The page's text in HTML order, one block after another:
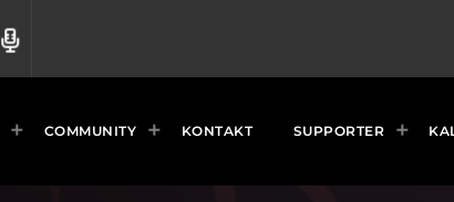
radio
COMMUNITY KONTAKT SUPPORTER